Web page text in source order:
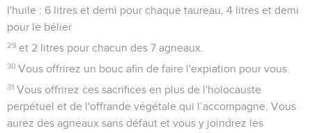
l'huile : 6 litres et demi pour chaque taureau, 4 litres et demi
pour le bélier
29 et 2 litres pour chacun des 7 agneaux.
30 Vous offrirez un bouc afin de faire l'expiation pour vous.
31 Vous offrirez ces sacrifices en plus de l'holocauste
perpétuel et de l'offrande végétale qui l’accompagne. Vous
aurez des agneaux sans défaut et vous y joindrez les